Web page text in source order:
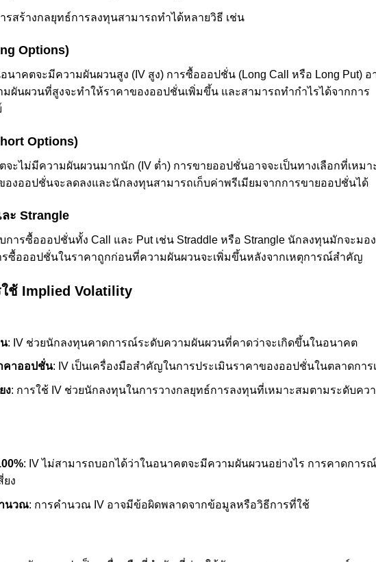
รสร้างกลยุทธ์การลงทุนสามารถทำได้หลายวิธี เช่น
Options)
าคตจะมีความผันผวนสูง (IV สูง) การซื้อออปชั่น (Long Call หรือ Long Put) อ
มผันผวนที่สูงจะทำให้ราคาของออปชั่นเพิ่มขึ้น และสามารถทำกำไรได้จากการ
Options)
ะไม่มีความผันผวนมากนัก (IV ต่ำ) การขายออปชั่นอาจจะเป็นทางเลือกที่เหมา
องออปชั่นจะลดลงและนักลงทุนสามารถเก็บค่าพรีเมียมจากการขายออปชั่นได้
ะ Strangle
การซื้อออปชั่นทั้ง Call และ Put เช่น Straddle หรือ Strangle นักลงทุนมักจะมอ
รซื้อออปชั่นในราคาถูกก่อนที่ความผันผวนจะเพิ่มขึ้นหลังจากเหตุการณ์สำคัญ
ช้ Implied Volatility
: IV ช่วยนักลงทุนคาดการณ์ระดับความผันผวนที่คาดว่าจะเกิดขึ้นในอนาคต
คาออปชั่น: IV เป็นเครื่องมือสำคัญในการประเมินราคาของออปชั่นในตลาดการ
ง: การใช้ IV ช่วยนักลงทุนในการวางกลยุทธ์การลงทุนที่เหมาะสมตามระดับคว
: IV ไม่สามารถบอกได้ว่าในอนาคตจะมีความผันผวนอย่างไร การคาดการ
ยง
นวณ: การคำนวณ IV อาจมีข้อผิดพลาดจากข้อมูลหรือวิธีการที่ใช้